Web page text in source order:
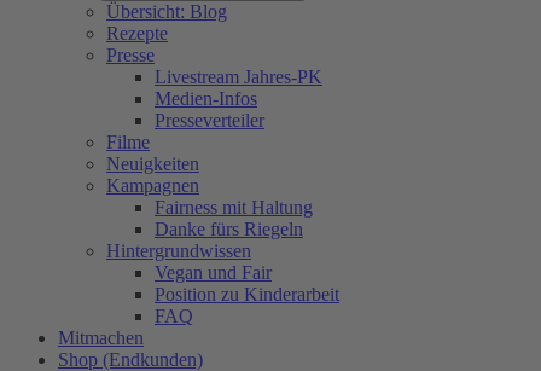
Übersicht: Blog
Rezepte
Presse
Livestream Jahres-PK
Medien-Infos
Presseverteiler
Filme
Neuigkeiten
Kampagnen
Fairness mit Haltung
Danke fürs Riegeln
Hintergrundwissen
Vegan und Fair
Position zu Kinderarbeit
FAQ
Mitmachen
Shop (Endkunden)